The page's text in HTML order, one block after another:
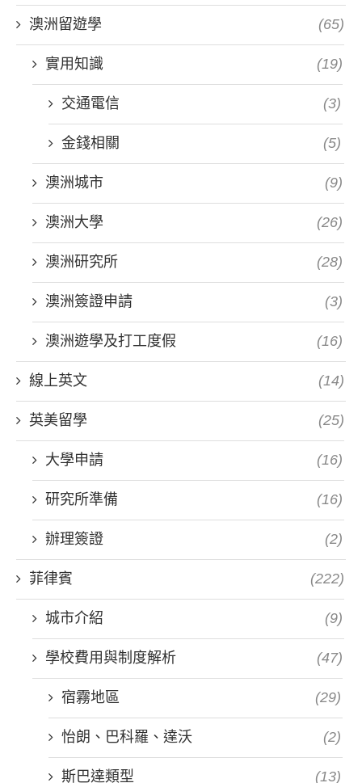
澳洲留遊學 (65)
實用知識 (19)
交通電信 (3)
金錢相關 (5)
澳洲城市 (9)
澳洲大學 (26)
澳洲研究所 (28)
澳洲簽證申請 (3)
澳洲遊學及打工度假 (16)
線上英文 (14)
英美留學 (25)
大學申請 (16)
研究所準備 (16)
辦理簽證 (2)
菲律賓 (222)
城市介紹 (9)
學校費用與制度解析 (47)
宿霧地區 (29)
怡朗、巴科羅、達沃 (2)
斯巴達類型 (13)